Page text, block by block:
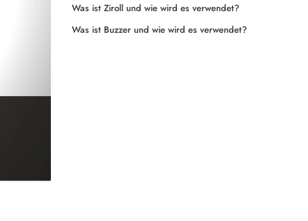
Was ist Ziroll und wie wird es verwendet?
Was ist Buzzer und wie wird es verwendet?